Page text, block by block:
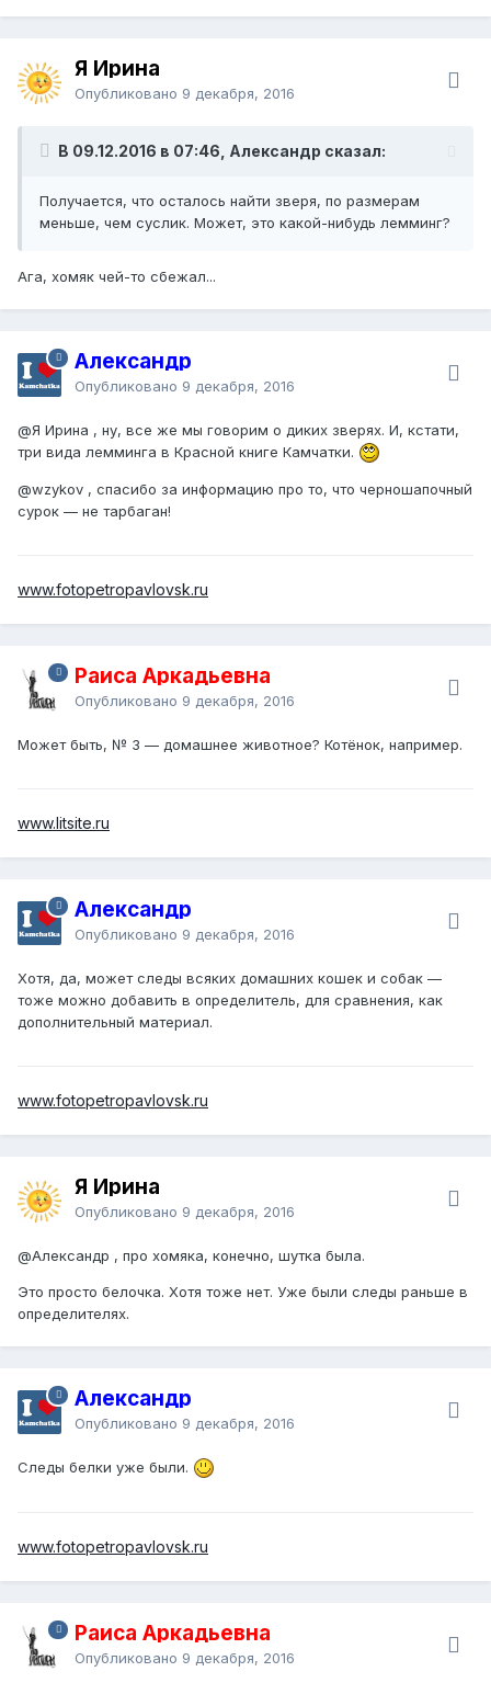
Я Ирина
Опубликовано 9 декабря, 2016
В 09.12.2016 в 07:46, Александр сказал:
Получается, что осталось найти зверя, по размерам
меньше, чем суслик. Может, это какой-нибудь лемминг?
Ага, хомяк чей-то сбежал...
Александр
Опубликовано 9 декабря, 2016
@Я Ирина , ну, все же мы говорим о диких зверях. И, кстати,
три вида лемминга в Красной книге Камчатки.
@wzykov , спасибо за информацию про то, что черношапочный
сурок — не тарбаган!
www.fotopetropavlovsk.ru
Раиса Аркадьевна
Опубликовано 9 декабря, 2016
Может быть, № 3 — домашнее животное? Котёнок, например.
www.litsite.ru
Александр
Опубликовано 9 декабря, 2016
Хотя, да, может следы всяких домашних кошек и собак —
тоже можно добавить в определитель, для сравнения, как
дополнительный материал.
www.fotopetropavlovsk.ru
Я Ирина
Опубликовано 9 декабря, 2016
@Александр , про хомяка, конечно, шутка была.
Это просто белочка. Хотя тоже нет. Уже были следы раньше в
определителях.
Александр
Опубликовано 9 декабря, 2016
Следы белки уже были.
www.fotopetropavlovsk.ru
Раиса Аркадьевна
Опубликовано 9 декабря, 2016